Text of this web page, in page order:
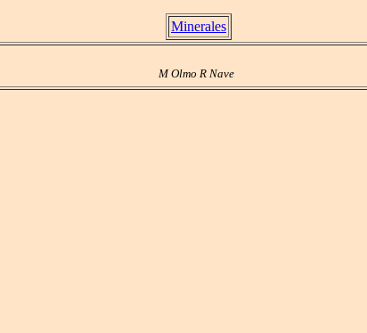
Minerales
M Olmo R Nave